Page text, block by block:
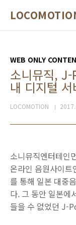
WEB ONLY
소니뮤직,
내 디지털
LOCOMOTION
소니뮤직엔터테인
온라인 음원사이
를 통해 일본 대중
다. 그 동안 일본에
들을 수 없었던 J-